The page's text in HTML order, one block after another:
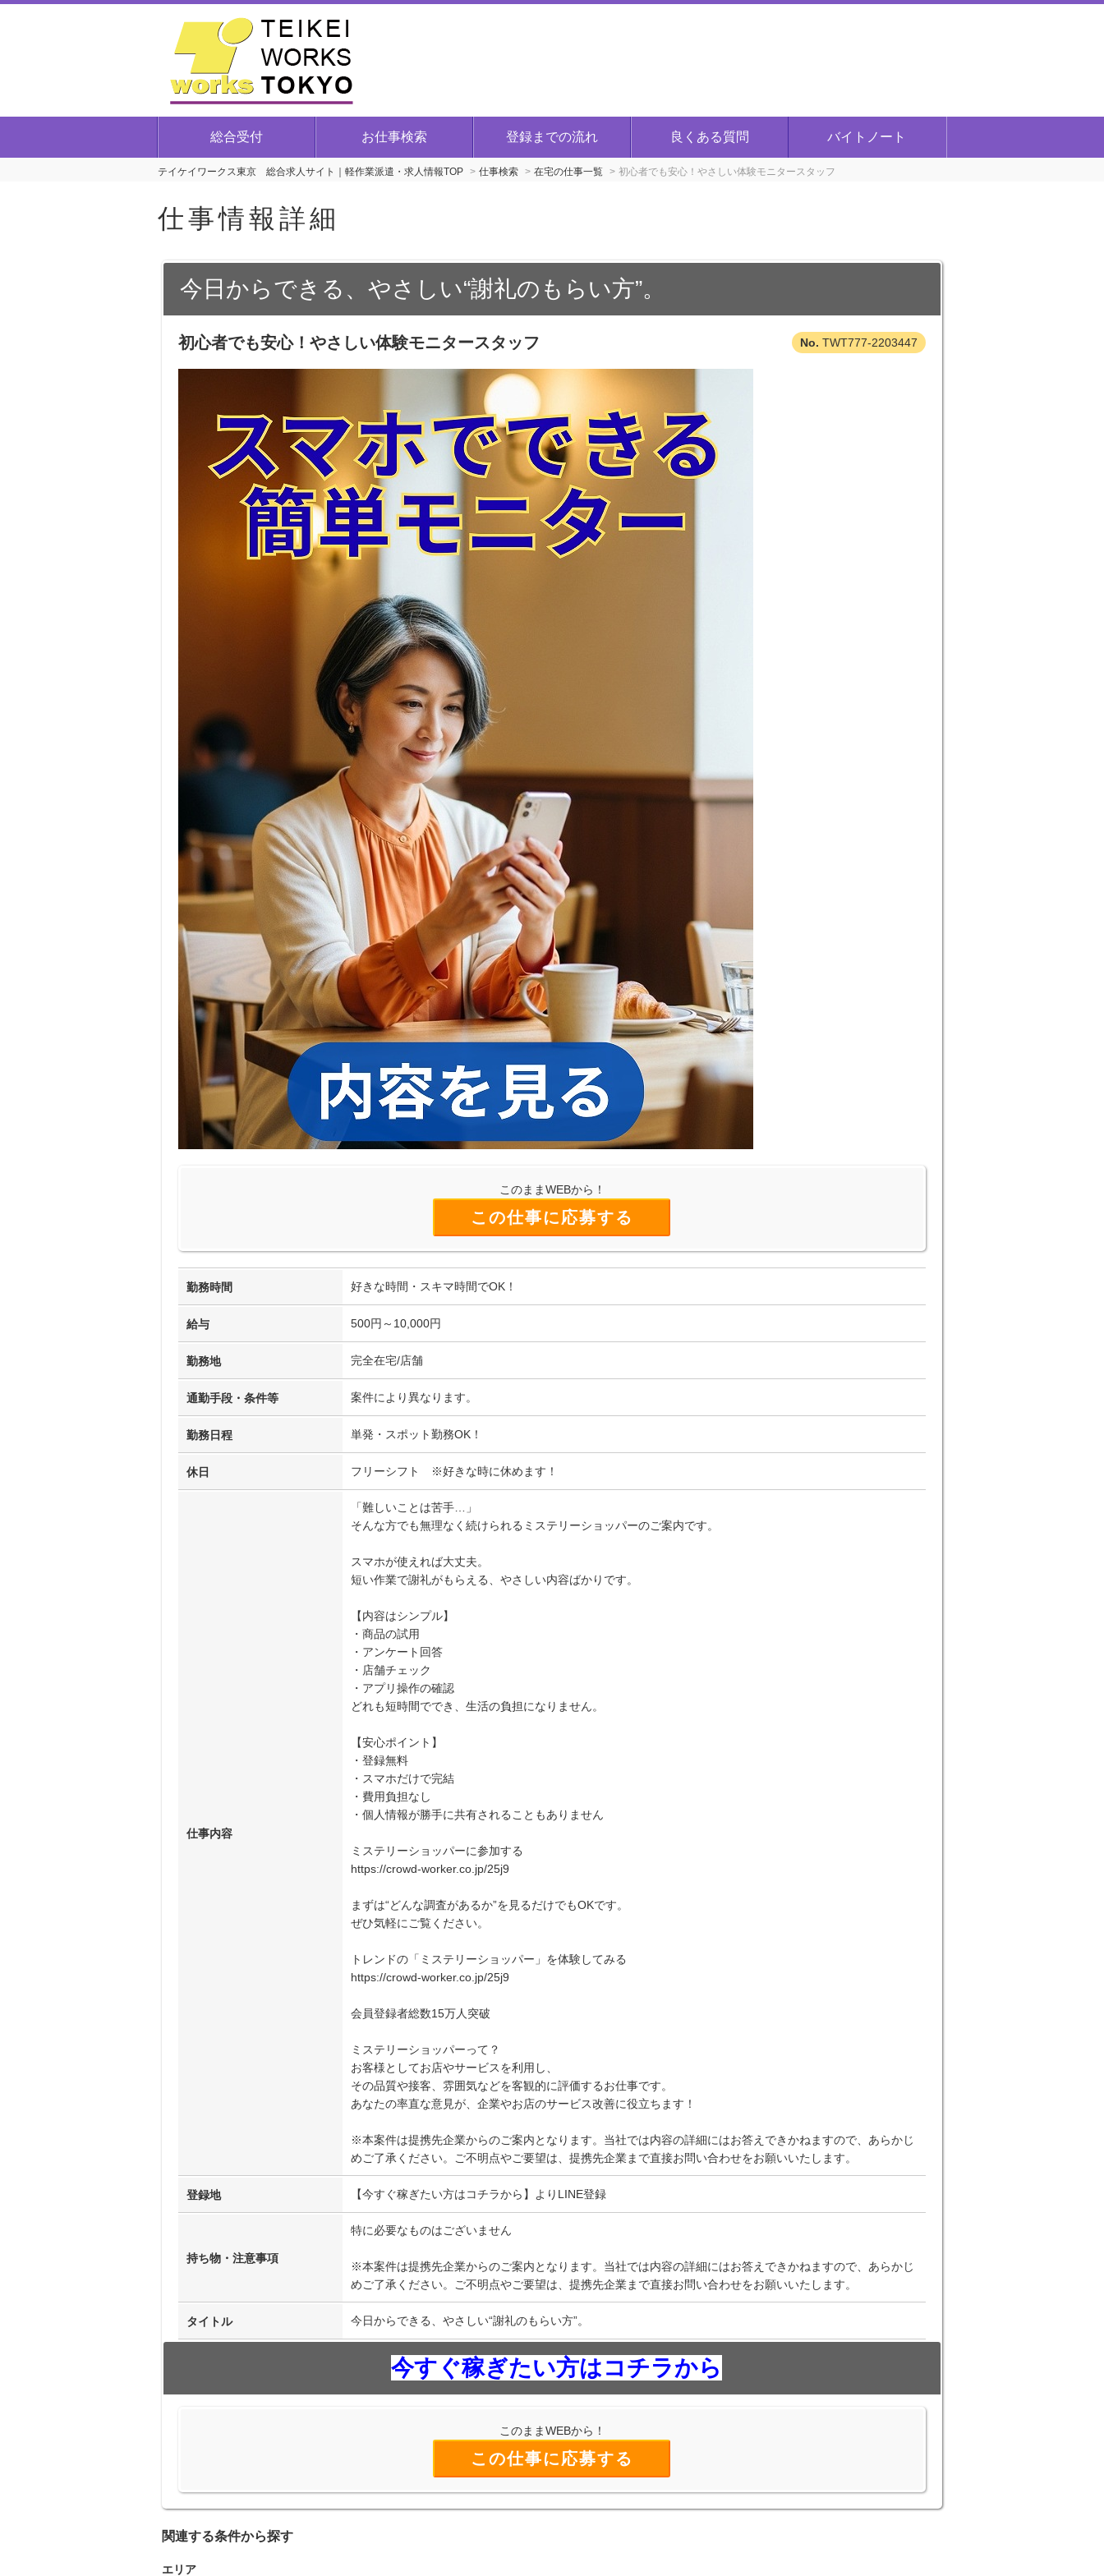
総合受付 お仕事検索 登録までの流れ 良くある質問 バイトノート
テイケイワークス東京 総合求人サイト｜軽作業派遣・求人情報TOP 仕事検索 在宅の仕事一覧 初心者でも安心！やさしい体験モニタースタッフ
仕事情報詳細
今日からできる、やさしい“謝礼のもらい方”。
TWT777-2203447
初心者でも安心！やさしい体験モニタースタッフ
このままWEBから！
この仕事に応募する
勤務時間 好きな時間・スキマ時間でOK！
給与 500円～10,000円
勤務地 完全在宅/店舗
通勤手段・条件等 案件により異なります。
勤務日程 単発・スポット勤務OK！
休日 フリーシフト ※好きな時に休めます！
仕事内容
「難しいことは苦手…」
そんな方でも無理なく続けられるミステリーショッパーのご案内です。
スマホが使えれば大丈夫。
短い作業で謝礼がもらえる、やさしい内容ばかりです。
【内容はシンプル】
・商品の試用
・アンケート回答
・店舗チェック
・アプリ操作の確認
どれも短時間ででき、生活の負担になりません。
【安心ポイント】
・登録無料
・スマホだけで完結
・費用負担なし
・個人情報が勝手に共有されることもありません
ミステリーショッパーに参加する
https://crowd-worker.co.jp/25j9
まずは“どんな調査があるか”を見るだけでもOKです。
ぜひ気軽にご覧ください。
トレンドの「ミステリーショッパー」を体験してみる
https://crowd-worker.co.jp/25j9
会員登録者総数15万人突破
ミステリーショッパーって？
お客様としてお店やサービスを利用し、
その品質や接客、雰囲気などを客観的に評価するお仕事です。
あなたの率直な意見が、企業やお店のサービス改善に役立ちます！
※本案件は提携先企業からのご案内となります。当社では内容の詳細にはお答えできかねますので、あらかじ
めご了承ください。ご不明点やご要望は、提携先企業まで直接お問い合わせをお願いいたします。
登録地 【今すぐ稼ぎたい方はコチラから】よりLINE登録
持ち物・注意事項
特に必要なものはございません
※本案件は提携先企業からのご案内となります。当社では内容の詳細にはお答えできかねますので、あらかじ
めご了承ください。ご不明点やご要望は、提携先企業まで直接お問い合わせをお願いいたします。
タイトル 今日からできる、やさしい“謝礼のもらい方”。
今すぐ稼ぎたい方はコチラから
このままWEBから！
この仕事に応募する
関連する条件から探す
エリア